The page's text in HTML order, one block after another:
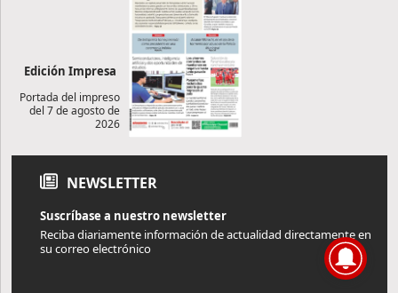
Edición Impresa
Portada del impreso
del 7 de agosto de
2026
NEWSLETTER
Suscríbase a nuestro newsletter
Reciba diariamente información de actualidad directamente en
su correo electrónico